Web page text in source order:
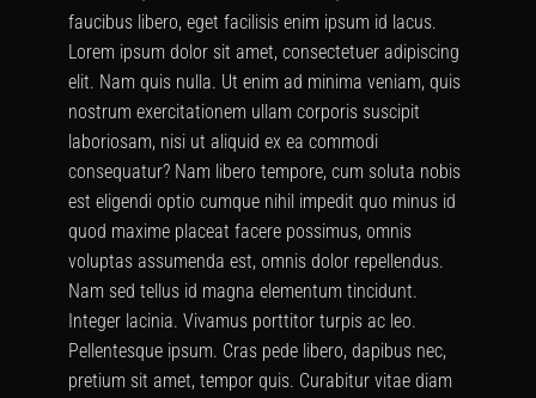
faucibus libero, eget facilisis enim ipsum id lacus.
Lorem ipsum dolor sit amet, consectetuer adipiscing
elit. Nam quis nulla. Ut enim ad minima veniam, quis
nostrum exercitationem ullam corporis suscipit
laboriosam, nisi ut aliquid ex ea commodi
consequatur? Nam libero tempore, cum soluta nobis
est eligendi optio cumque nihil impedit quo minus id
quod maxime placeat facere possimus, omnis
voluptas assumenda est, omnis dolor repellendus.
Nam sed tellus id magna elementum tincidunt.
Integer lacinia. Vivamus porttitor turpis ac leo.
Pellentesque ipsum. Cras pede libero, dapibus nec,
pretium sit amet, tempor quis. Curabitur vitae diam